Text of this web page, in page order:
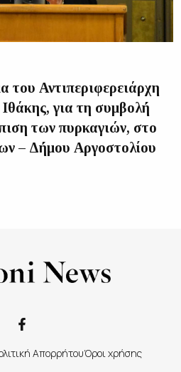
του Αντιπεριφερειάρχη
για τη συμβολή
των πυρκαγιών, στο
– Δήμου Αργοστολίου
ΑπορρήτουΌροι χρήσης